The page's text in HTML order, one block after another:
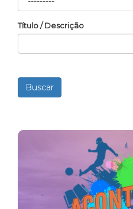
Título / Descrição